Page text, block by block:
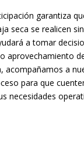
garantiza
seca se realicen
a tomar
aprovechamiento
acompañamos a
para que
necesidades